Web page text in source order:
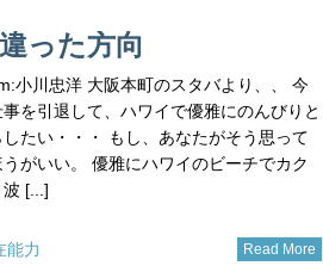
った方向
小川忠洋 大阪本町のスタバより、、 今
を引退して、ハワイで優雅にのんびりと
したい・・・ もし、あなたがそう思って
がいい。 優雅にハワイのビーチでカク
[...]
能力 Read More